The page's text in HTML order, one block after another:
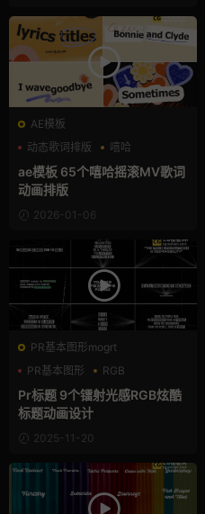
AE模板
动态歌词排版
嘻哈
复古风
ae模板 65个嘻哈摇滚MV歌词
动画排版
2026-01-06
PR基本图形mogrt
PR基本图形
RGB
动态歌词排版
Pr标题 9个镭射光感RGB炫酷
标题动画设计
2025-11-20